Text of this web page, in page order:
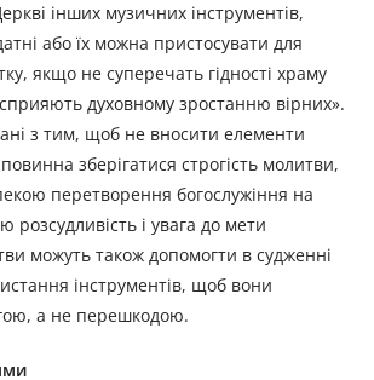
інших музичних інструментів,
або їх можна пристосувати для
якщо не суперечать гідності храму
духовному зростанню вірних».
з тим, щоб не вносити елементи
зберігатися строгість молитви,
перетворення богослужіння на
розсудливість і увага до мети
можуть також допомогти в судженні
інструментів, щоб вони
а не перешкодою.